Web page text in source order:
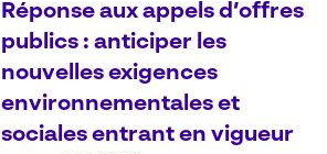
Réponse aux appels d’offres
publics : anticiper les
nouvelles exigences
environnementales et
sociales entrant en vigueur